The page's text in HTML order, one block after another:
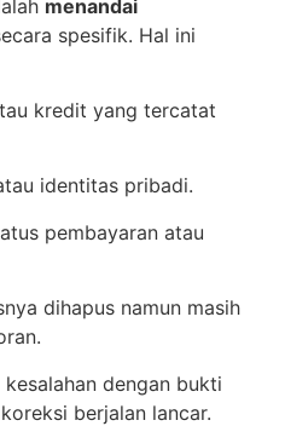
menandai
spesifik. Hal ini
kredit yang tercatat
identitas pribadi.
pembayaran atau
dihapus namun masih
dengan bukti
berjalan lancar.